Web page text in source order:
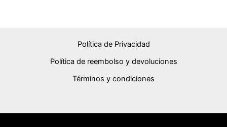
Política de Privacidad
Política de reembolso y devoluciones
Términos y condiciones